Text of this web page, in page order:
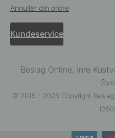
Annuller din ordre
Kundeservice
Beslag Online, Inre
© 2015 - 2026 Copyright